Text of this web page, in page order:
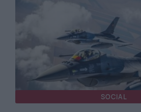
SOCIAL